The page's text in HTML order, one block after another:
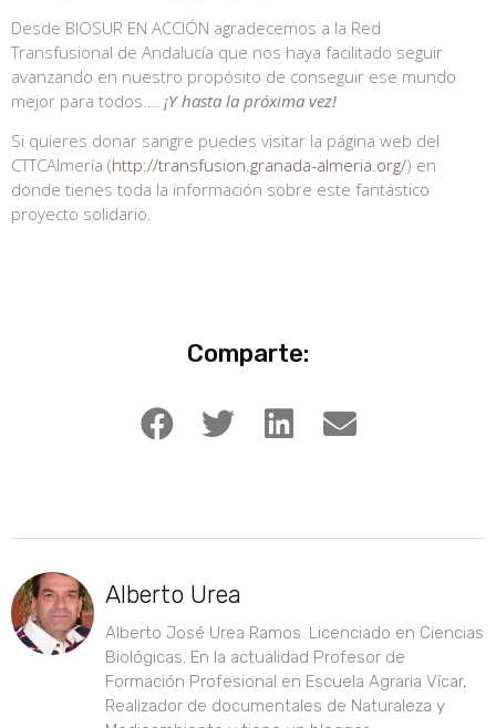
Desde BIOSUR EN ACCIÓN agradecemos a la Red
Transfusional de Andalucía que nos haya facilitado seguir
avanzando en nuestro propósito de conseguir ese mundo
mejor para todos…. ¡Y hasta la próxima vez!
Si quieres donar sangre puedes visitar la página web del
CTTCAlmería (http://transfusion.granada-almeria.org/) en
donde tienes toda la información sobre este fantástico
proyecto solidario.
Comparte:
Alberto Urea
Alberto José Urea Ramos. Licenciado en Ciencias
Biológicas. En la actualidad Profesor de
Formación Profesional en Escuela Agraria Vícar,
Realizador de documentales de Naturaleza y